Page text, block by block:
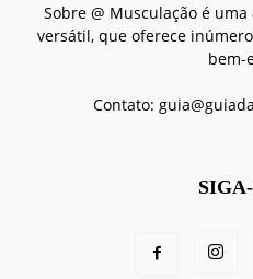
Sobre @ Musculação é
versátil, que oferece
bem-
Contato: